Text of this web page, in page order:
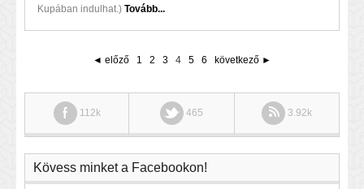
Kupában indulhat.) Tovább...
◄ előző 1 2 3 4 5 6 következő ►
112k 465 3.92k
Kövess minket a Facebookon!